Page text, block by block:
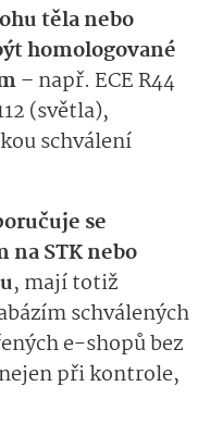
těla nebo
homologované
– např. ECE R44
(světla),
schválení
se
STK nebo
, mají totiž
schválených
e-shopů bez
při kontrole,